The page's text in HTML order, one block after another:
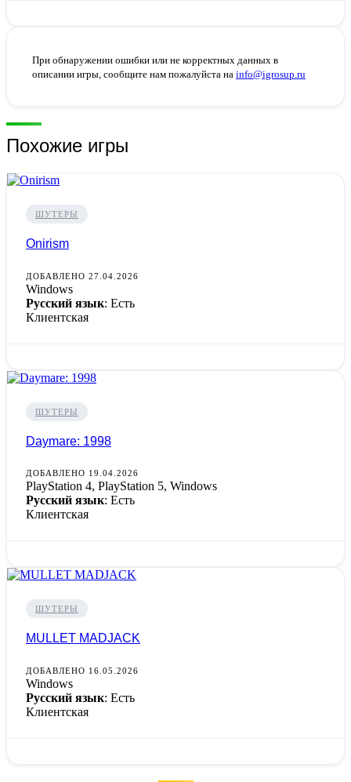
При обнаружении ошибки или не корректных данных в
описании игры, сообщите нам пожалуйста на info@igrosup.ru
Похожие игры
ШУТЕРЫ
Onirism
ДОБАВЛЕНО 27.04.2026
Windows
Русский язык: Есть
Клиентская
ШУТЕРЫ
Daymare: 1998
ДОБАВЛЕНО 19.04.2026
PlayStation 4, PlayStation 5, Windows
Русский язык: Есть
Клиентская
ШУТЕРЫ
MULLET MADJACK
ДОБАВЛЕНО 16.05.2026
Windows
Русский язык: Есть
Клиентская